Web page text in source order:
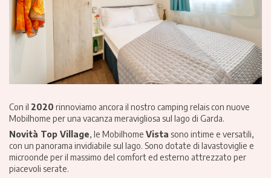
Con il 2020 rinnoviamo ancora il nostro camping relais con nuove
Mobilhome per una vacanza meravigliosa sul lago di Garda.
Novità Top Village, le Mobilhome Vista sono intime e versatili,
con un panorama invidiabile sul lago. Sono dotate di lavastoviglie e
microonde per il massimo del comfort ed esterno attrezzato per
piacevoli serate.